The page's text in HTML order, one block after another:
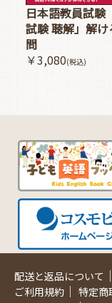
日本語教員試験
試験 聴解」解
問
￥3,080(税込)
配送と返品について ｜
ご利用規約 ｜ 特定商